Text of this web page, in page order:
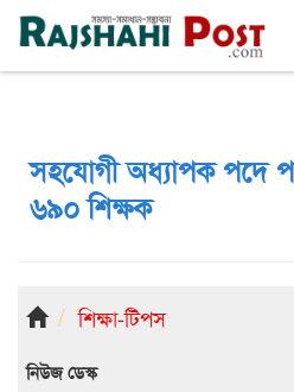
রাজশাহী শনিবার, ৮ই আগস্ট ২০২৬, ২৫শে
সহযোগী অধ্যাপক পদে
৬৯০ শিক্ষক
শিক্ষা-টিপস
নিউজ ডেস্ক